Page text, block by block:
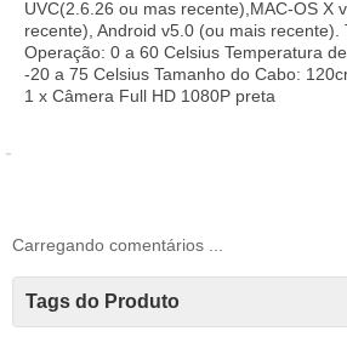
UVC(2.6.26 ou mas recente),MAC-OS X
recente), Android v5.0 (ou mais recente).
Operação: 0 a 60 Celsius Temperatura
-20 a 75 Celsius Tamanho do Cabo:
1 x Câmera Full HD 1080P preta
Carregando comentários ...
Tags do Produto